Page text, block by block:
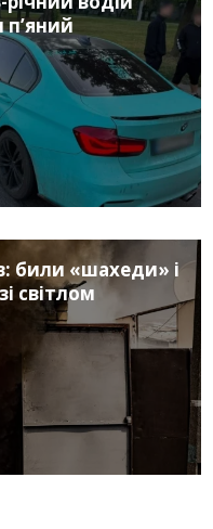
п’яний
били «шахеди» і
світлом